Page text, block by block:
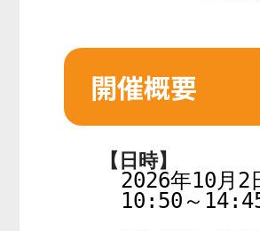
開催概要
【日時】
2026年10月2
10:50～14:45